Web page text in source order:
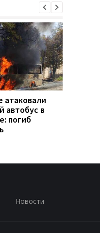
атаковали
автобус в
погиб
Новости